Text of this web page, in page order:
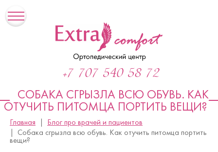
+7 707 540 58 72
СОБАКА СГРЫЗЛА ВСЮ ОБУВЬ. КАК
ОТУЧИТЬ ПИТОМЦА ПОРТИТЬ ВЕЩИ?
Главная
Блог про врачей и пациентов
Собака сгрызла всю обувь. Как отучить питомца портить
вещи?